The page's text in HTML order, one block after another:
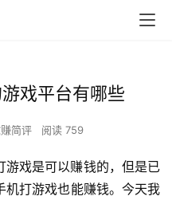
戏平台有哪些
简评 阅读 759
游戏是可以赚钱的，但是已
机打游戏也能赚钱。今天我